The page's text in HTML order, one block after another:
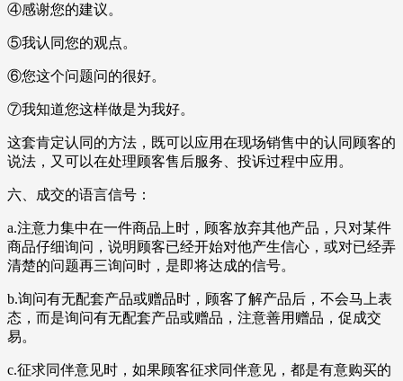
④感谢您的建议。
⑤我认同您的观点。
⑥您这个问题问的很好。
⑦我知道您这样做是为我好。
这套肯定认同的方法，既可以应用在现场销售中的认同顾客的
说法，又可以在处理顾客售后服务、投诉过程中应用。
六、成交的语言信号：
a.注意力集中在一件商品上时，顾客放弃其他产品，只对某件
商品仔细询问，说明顾客已经开始对他产生信心，或对已经弄
清楚的问题再三询问时，是即将达成的信号。
b.询问有无配套产品或赠品时，顾客了解产品后，不会马上表
态，而是询问有无配套产品或赠品，注意善用赠品，促成交
易。
c.征求同伴意见时，如果顾客征求同伴意见，都是有意购买的